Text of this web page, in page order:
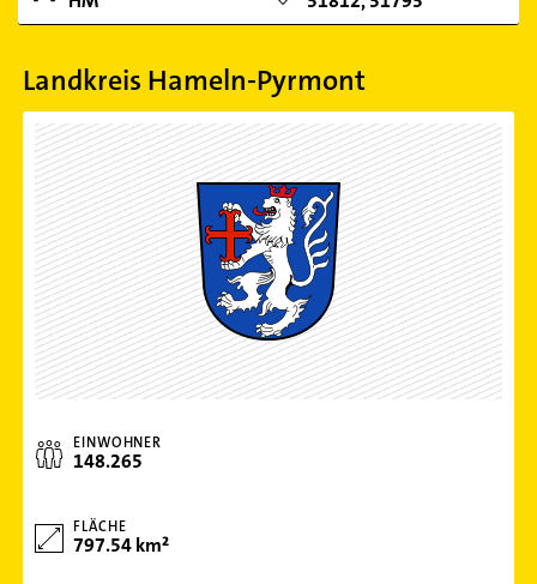
Landkreis Hameln-Pyrmont
EINWOHNER
148.265
FLÄCHE
797.54 km²